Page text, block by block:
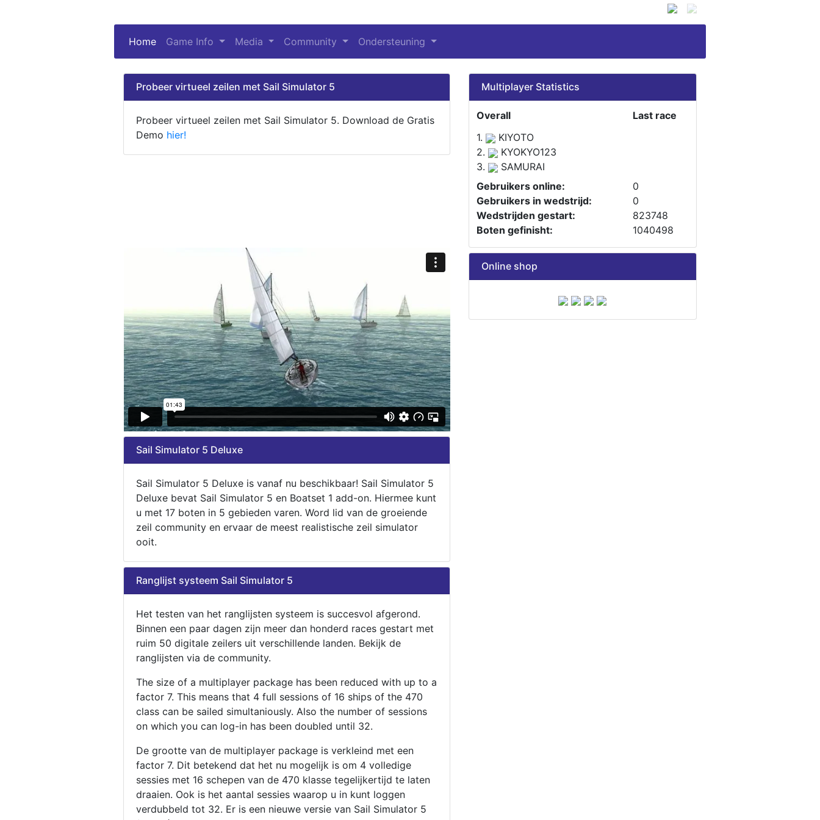
Home (current)
Game Info Media Community Ondersteuning
Probeer virtueel zeilen met Sail Simulator 5
Probeer virtueel zeilen met Sail Simulator 5. Download de Gratis
Demo hier!
Multiplayer Statistics
Overall
Last race
1.
KIYOTO
2.
KYOKYO123
3.
SAMURAI
Gebruikers online:
0
Gebruikers in wedstrijd:
0
Wedstrijden gestart:
823748
Boten gefinisht:
1040498
Sail Simulator 5 Deluxe
Sail Simulator 5 Deluxe is vanaf nu beschikbaar! Sail Simulator 5
Deluxe bevat Sail Simulator 5 en Boatset 1 add-on. Hiermee kunt
u met 17 boten in 5 gebieden varen. Word lid van de groeiende
zeil community en ervaar de meest realistische zeil simulator
ooit.
Ranglijst systeem Sail Simulator 5
Het testen van het ranglijsten systeem is succesvol afgerond.
Binnen een paar dagen zijn meer dan honderd races gestart met
ruim 50 digitale zeilers uit verschillende landen. Bekijk de
ranglijsten via de community.
The size of a multiplayer package has been reduced with up to a
factor 7. This means that 4 full sessions of 16 ships of the 470
class can be sailed simultaniously. Also the number of sessions
on which you can log-in has been doubled until 32.
De grootte van de multiplayer package is verkleind met een
factor 7. Dit betekend dat het nu mogelijk is om 4 volledige
sessies met 16 schepen van de 470 klasse tegelijkertijd te laten
draaien. Ook is het aantal sessies waarop u in kunt loggen
verdubbeld tot 32. Er is een nieuwe versie van Sail Simulator 5
Online shop